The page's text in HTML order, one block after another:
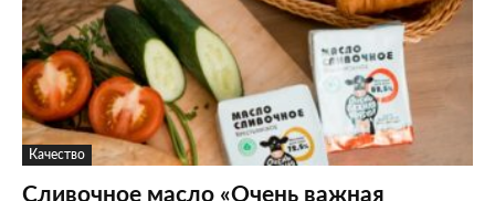
Качество
Сливочное масло «Очень важная